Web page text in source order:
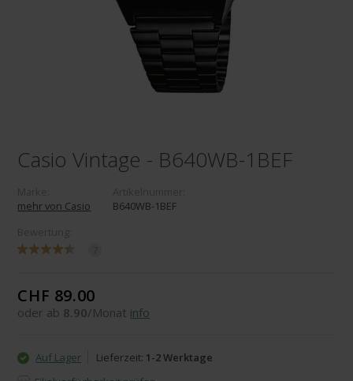
Casio Vintage - B640WB-1BEF
mehr von Casio
B640WB-1BEF
CHF 89.00
oder ab 8.90/Monat info
Auf Lager Lieferzeit: 1-2 Werktage